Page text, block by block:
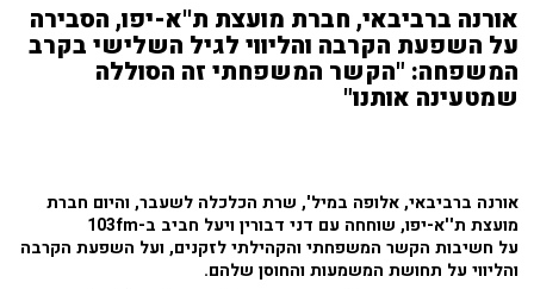
אורנה ברביבאי, חברת מועצת ת''א-יפו, הסבירה
על השפעת הקרבה והליווי לגיל השלישי בקרב
המשפחה: "הקשר המשפחתי זה הסוללה
שמטעינה אותנו"
אורנה ברביבאי, אלופה במיל', שרת הכלכלה לשעבר, והיום חברת
מועצת ת''א-יפו, שוחחה עם דני דבורין ויעל חביב ב-103fm
על חשיבות הקשר המשפחתי והקהילתי לזקנים, ועל השפעת הקרבה
והליווי על תחושת המשמעות והחוסן שלהם.